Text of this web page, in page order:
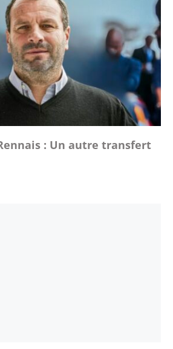
: Un autre transfert